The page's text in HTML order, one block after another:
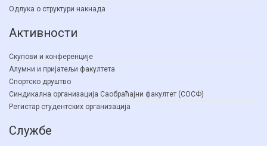
Одлука о структури накнада
Активности
Скупови и конференције
Алумни и пријатељи факултета
Спортско друштво
Синдикална организација Саобраћајни факултет (СОСФ)
Регистар студентских организација
Службе